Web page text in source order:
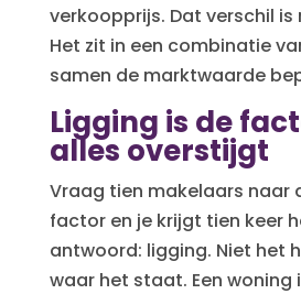
verkoopprijs. Dat verschil
Het zit in een combinatie
samen de marktwaarde
Ligging is de
alles overstijgt
Vraag tien makelaars naar
factor en je krijgt tien keer
antwoord: ligging. Niet het
waar het staat. Een woning